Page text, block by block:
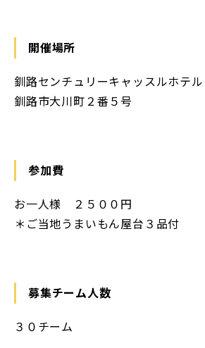
開催場所
釧路センチュリーキャッスルホテル
釧路市大川町２番５号
参加費
お一人様 ２５００円
＊ご当地うまいもん屋台３品付
募集チーム人数
３０チーム